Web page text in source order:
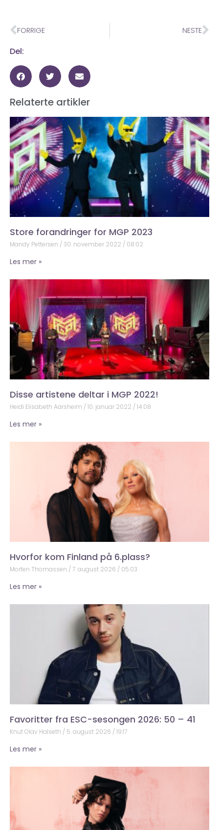
FORRIGE NESTE
Del:
Relaterte artikler
Store forandringer for MGP 2023
Mandy Pettersen 30. november 2022 08:02
Les mer »
Disse artistene deltar i MGP 2022!
Heidi Elisabeth Aarsheim 10. januar 2022 14:08
Les mer »
Hvorfor kom Finland på 6.plass?
Morten Thomassen 7. august 2026 05:03
Les mer »
Favoritter fra ESC-sesongen 2026: 50 – 41
Knut Olav Halseth 5. august 2026 19:17
Les mer »